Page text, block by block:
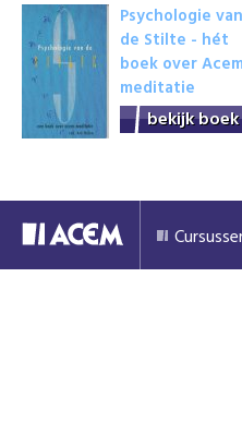
Psychologie van
de Stilte - hét
boek over
meditatie
bekijk boek